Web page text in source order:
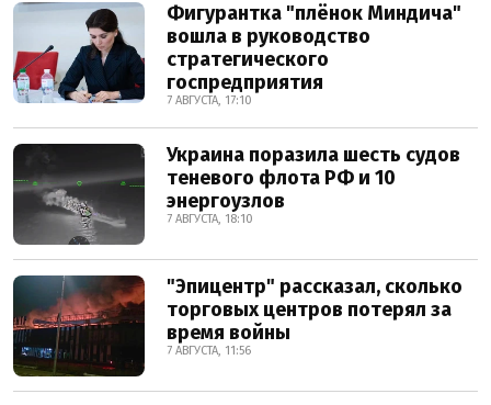
Фигурантка "плёнок Миндича"
вошла в руководство
стратегического
госпредприятия
7 АВГУСТА, 17:10
Украина поразила шесть судов
теневого флота РФ и 10
энергоузлов
7 АВГУСТА, 18:10
"Эпицентр" рассказал, сколько
торговых центров потерял за
время войны
7 АВГУСТА, 11:56